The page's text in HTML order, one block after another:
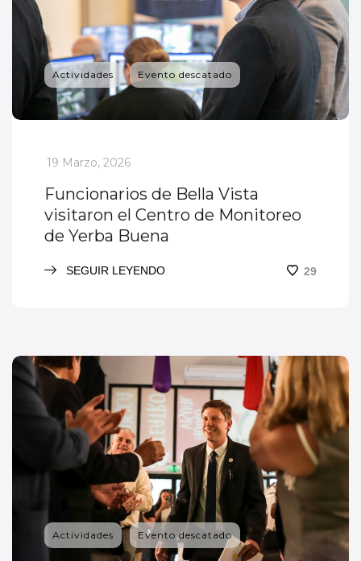
Actividades Evento descatado
_
19 Marzo, 2026
Funcionarios de Bella Vista
visitaron el Centro de Monitoreo
de Yerba Buena
SEGUIR LEYENDO 29
Actividades Evento descatado